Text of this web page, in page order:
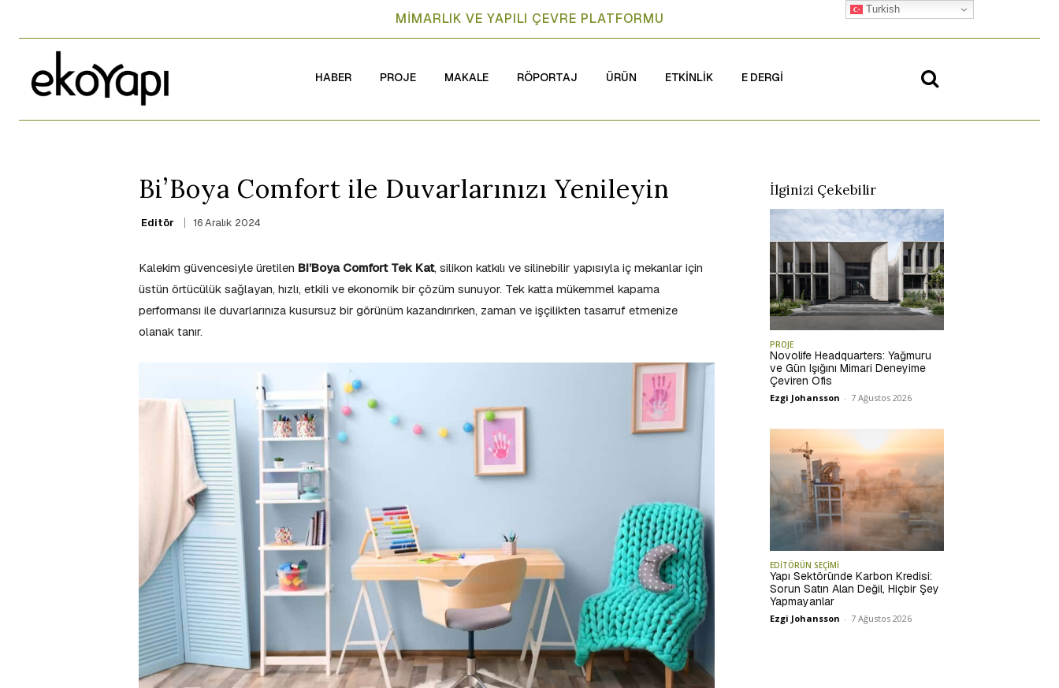
MİMARLIK VE YAPILI ÇEVRE PLATFORMU
HABER PROJE MAKALE RÖPORTAJ ÜRÜN ETKİNLİK E DERGİ
Bi’Boya Comfort ile Duvarlarınızı Yenileyin
Editör 16 Aralık 2024
Kalekim güvencesiyle üretilen Bi’Boya Comfort Tek Kat, silikon katkılı ve silinebilir yapısıyla iç mekanlar için
üstün örtücülük sağlayan, hızlı, etkili ve ekonomik bir çözüm sunuyor. Tek katta mükemmel kapama
performansı ile duvarlarınıza kusursuz bir görünüm kazandırırken, zaman ve işçilikten tasarruf etmenize
olanak tanır.
İlginizi Çekebilir
PROJE
Novolife Headquarters: Yağmuru
ve Gün Işığını Mimari Deneyime
Çeviren Ofis
Ezgi Johansson - 7 Ağustos 2026
EDİTÖRÜN SEÇİMİ
Yapı Sektöründe Karbon Kredisi:
Sorun Satın Alan Değil, Hiçbir Şey
Yapmayanlar
Ezgi Johansson - 7 Ağustos 2026
Turkish